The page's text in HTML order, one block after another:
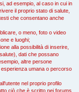
ad esempio, al caso in cui in
il proprio stato di salute,
che consentano anche
o meno, foto o video
e luoghi;
alla possibilità di inserire,
dati che possano
altre persone
umana o percorso
nel proprio profilo
ciò che è scritto nei forums